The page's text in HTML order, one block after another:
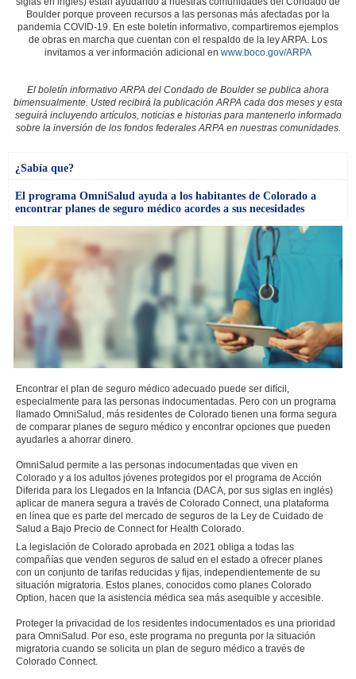
Boulder porque proveen recursos a las personas más afectadas por la
pandemia COVID-19. En este boletín informativo, compartiremos ejemplos
de obras en marcha que cuentan con el respaldo de la ley ARPA. Los
invitamos a ver información adicional en www.boco.gov/ARPA
El boletín informativo ARPA del Condado de Boulder se publica ahora
bimensualmente. Usted recibirá la publicación ARPA cada dos meses y esta
seguirá incluyendo artículos, noticias e historias para mantenerlo informado
sobre la inversión de los fondos federales ARPA en nuestras comunidades.
¿Sabía que?
El programa OmniSalud ayuda a los habitantes de Colorado a
encontrar planes de seguro médico acordes a sus necesidades
Encontrar el plan de seguro médico adecuado puede ser difícil,
especialmente para las personas indocumentadas. Pero con un programa
llamado OmniSalud, más residentes de Colorado tienen una forma segura
de comparar planes de seguro médico y encontrar opciones que pueden
ayudarles a ahorrar dinero.
OmniSalud permite a las personas indocumentadas que viven en
Colorado y a los adultos jóvenes protegidos por el programa de Acción
Diferida para los Llegados en la Infancia (DACA, por sus siglas en inglés)
aplicar de manera segura a través de Colorado Connect, una plataforma
en línea que es parte del mercado de seguros de la Ley de Cuidado de
Salud a Bajo Precio de Connect for Health Colorado.
La legislación de Colorado aprobada en 2021 obliga a todas las
compañías que venden seguros de salud en el estado a ofrecer planes
con un conjunto de tarifas reducidas y fijas, independientemente de su
situación migratoria. Estos planes, conocidos como planes Colorado
Option, hacen que la asistencia médica sea más asequible y accesible.
Proteger la privacidad de los residentes indocumentados es una prioridad
para OmniSalud. Por eso, este programa no pregunta por la situación
migratoria cuando se solicita un plan de seguro médico a través de
Colorado Connect.